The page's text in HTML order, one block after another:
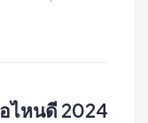
ไหนดี 2024